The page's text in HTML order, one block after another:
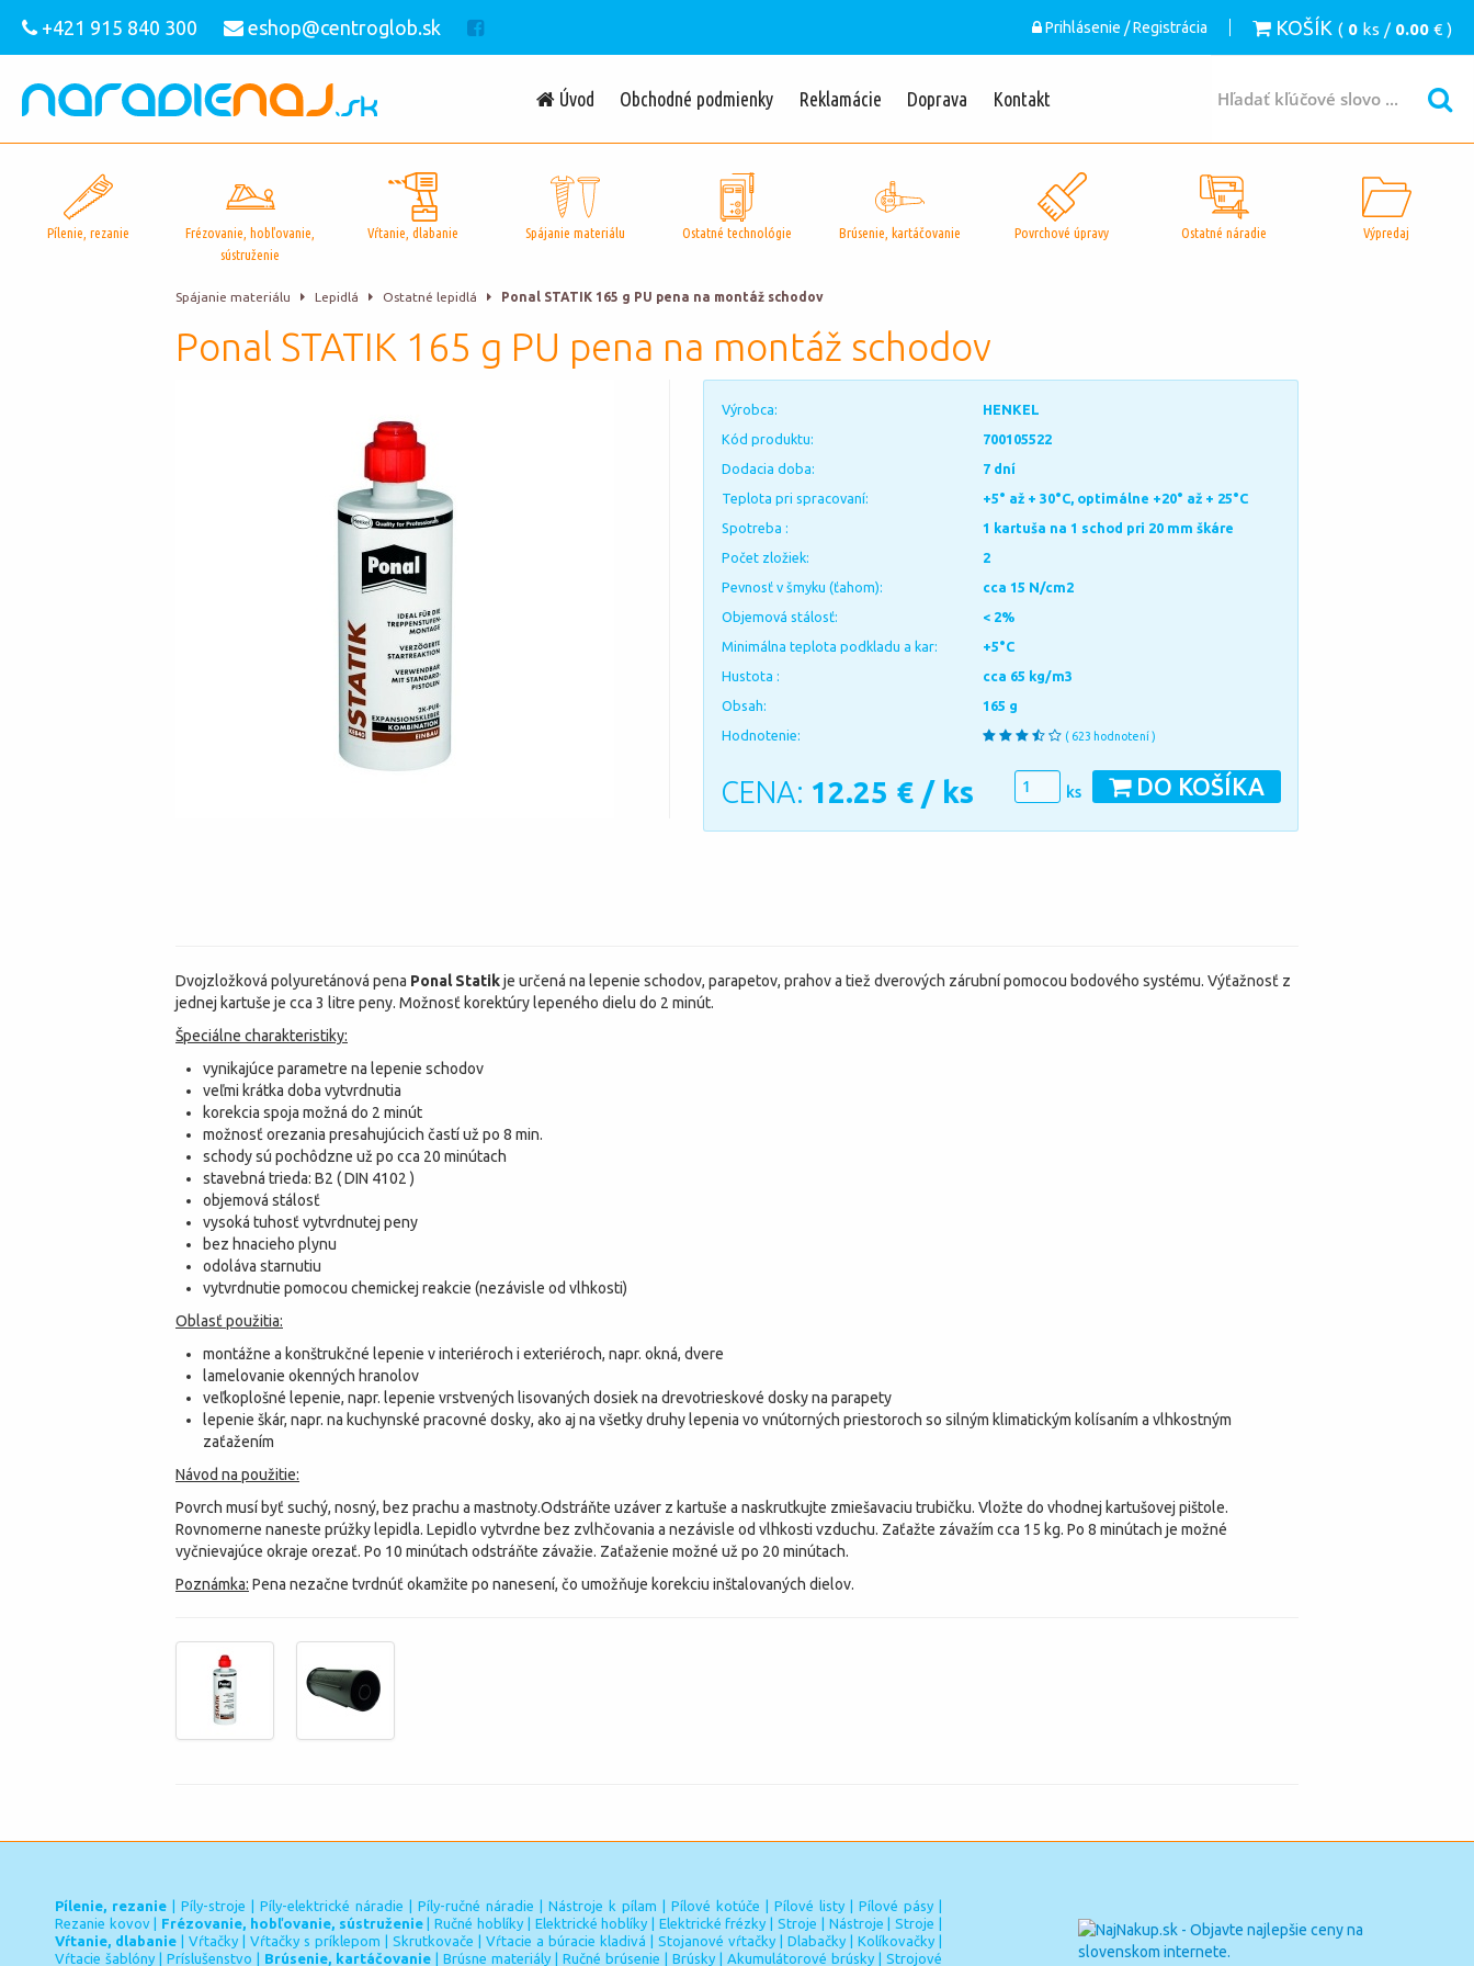
+421 915 840 300 eshop@centroglob.sk Prihlásenie / Registrácia KOŠÍK ( 0 ks / 0.00 € )
Úvod Obchodné podmienky Reklamácie Doprava Kontakt
Pílenie, rezanie
Frézovanie, hobľovanie,
sústruženie
Vŕtanie, dlabanie Spájanie materiálu Ostatné technológie Brúsenie, kartáčovanie Povrchové úpravy Ostatné náradie Výpredaj
Spájanie materiálu Lepidlá Ostatné lepidlá Ponal STATIK 165 g PU pena na montáž schodov
Ponal STATIK 165 g PU pena na montáž schodov
Výrobca:
HENKEL
Kód produktu:
700105522
Dodacia doba:
7 dní
Teplota pri spracovaní:
+5° až + 30°C, optimálne +20° až + 25°C
Spotreba :
1 kartuša na 1 schod pri 20 mm škáre
Počet zložiek:
2
Pevnosť v šmyku (ťahom):
cca 15 N/cm2
Objemová stálosť:
< 2%
Minimálna teplota podkladu a kar:
+5°C
Hustota :
cca 65 kg/m3
Obsah:
165 g
Hodnotenie:
( 623 hodnotení )
CENA: 12.25 € / ks DO KOŠÍKA
ks
Dvojzložková polyuretánová pena Ponal Statikje určená na lepenie schodov, parapetov, prahov a tiež dverových zárubní pomocou bodového systému. Výťažnosť z
jednej kartuše je cca 3 litre peny. Možnosť korektúry lepeného dielu do 2 minút.
Špeciálne charakteristiky:
vynikajúce parametre na lepenie schodov
veľmi krátka doba vytvrdnutia
korekcia spoja možná do 2 minút
možnosť orezania presahujúcich častí už po 8 min.
schody sú pochôdzne už po cca 20 minútach
stavebná trieda: B2 ( DIN 4102 )
objemová stálosť
vysoká tuhosť vytvrdnutej peny
bez hnacieho plynu
odoláva starnutiu
vytvrdnutie pomocou chemickej reakcie (nezávisle od vlhkosti)
Oblasť použitia:
montážne a konštrukčné lepenie v interiéroch i exteriéroch, napr. okná, dvere
lamelovanie okenných hranolov
veľkoplošné lepenie, napr. lepenie vrstvených lisovaných dosiek na drevotrieskové dosky na parapety
lepenie škár, napr. na kuchynské pracovné dosky, ako aj na všetky druhy lepenia vo vnútorných priestoroch so silným klimatickým kolísaním a vlhkostným
zaťažením
Návod na použitie:
Povrch musí byť suchý, nosný, bez prachu a mastnoty.Odstráňte uzáver z kartuše a naskrutkujte zmiešavaciu trubičku. Vložte do vhodnej kartušovej pištole.
Rovnomerne naneste prúžky lepidla. Lepidlo vytvrdne bez zvlhčovania a nezávisle od vlhkosti vzduchu. Zaťažte závažím cca 15 kg. Po 8 minútach je možné
vyčnievajúce okraje orezať. Po 10 minútach odstráňte závažie. Zaťaženie možné už po 20 minútach.
Poznámka: Pena nezačne tvrdnúť okamžite po nanesení, čo umožňuje korekciu inštalovaných dielov.
Pílenie, rezanie| Píly-stroje Píly-elektrické náradie Píly-ručné náradie Nástroje k pílam Pílové kotúče Pílové listy| Pílové pásy|
Rezanie kovov| Frézovanie, hobľovanie, sústruženie|Ručné hoblíky Elektrické hoblíky Elektrické frézky Stroje Nástroje Stroje
Vŕtanie, dlabanie| Vŕtačky| Vŕtačky s príklepom Skrutkovače Vŕtacie a búracie kladivá Stojanové vŕtačky| Dlabačky| Kolíkovačky|
Vŕtacie šablóny| Príslušenstvo Brúsenie, kartáčovanie| Brúsne materiály| Ručné brúsenie Brúsky| Akumulátorové brúsky| Strojové